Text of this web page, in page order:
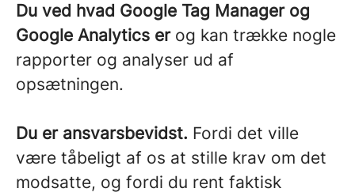
Du ved hvad Google Tag Manager og
Google Analytics erog kan trække nogle
rapporter og analyser ud af
opsætningen.
Du er ansvarsbevidst. Fordi det ville
være tåbeligt af os at stille krav om det
modsatte, og fordi du rent faktisk